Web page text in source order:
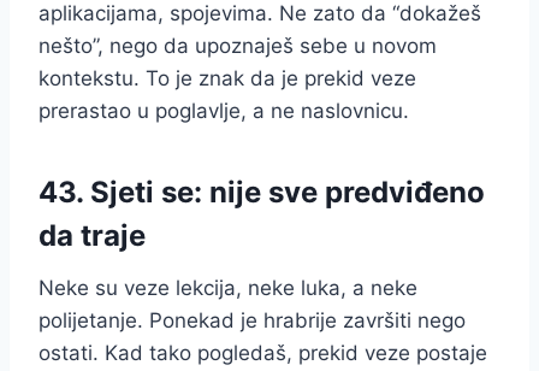
aplikacijama, spojevima. Ne zato da “dokažeš
nešto”, nego da upoznaješ sebe u novom
kontekstu. To je znak da je prekid veze
prerastao u poglavlje, a ne naslovnicu.
43. Sjeti se: nije sve predviđeno
da traje
Neke su veze lekcija, neke luka, a neke
polijetanje. Ponekad je hrabrije završiti nego
ostati. Kad tako pogledaš, prekid veze postaje